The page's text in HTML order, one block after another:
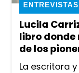
Lucila
libro
de los
ENTREVISTAS
La escritora